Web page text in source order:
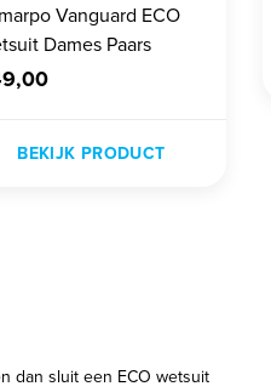
ECO
Dames Paars
BEKIJK PRODUCT
dan sluit een ECO wetsuit